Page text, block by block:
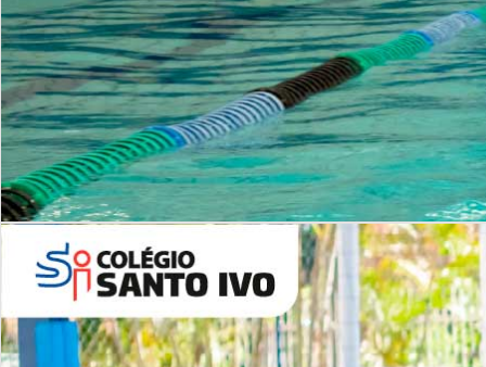
Período Integral | Saiba mais
INSTITUCIONAL